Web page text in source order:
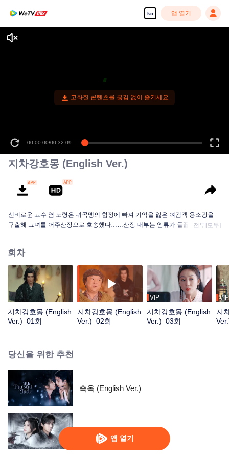
ko 앱 열기
앱 열기
고화질 콘텐츠를 끊김 없이 즐기세요
00:00:00/00:32:09
지차강호몽 (English Ver.)
신비로운 고수 염 도령은 귀곡맹의 함정에 빠져 기억을 잃은 여검객 용소광을
구출해 그녀를 어주산장으로 호송했다……산장 내부는 암류가 들끓고, 강호에
곡맹에 맞선다. 그러나 과거의 일과 현재의 미스터리도 두 사람이 밝혀내기를
기다리고 있다…
전부[모두]
회차
지차강호몽 (English
Ver.)_01회
지차강호몽 (English
Ver.)_02회
VIP
지차강호몽 (English
Ver.)_03회
VIP
지
당신을 위한 추천
축옥 (English Ver.)